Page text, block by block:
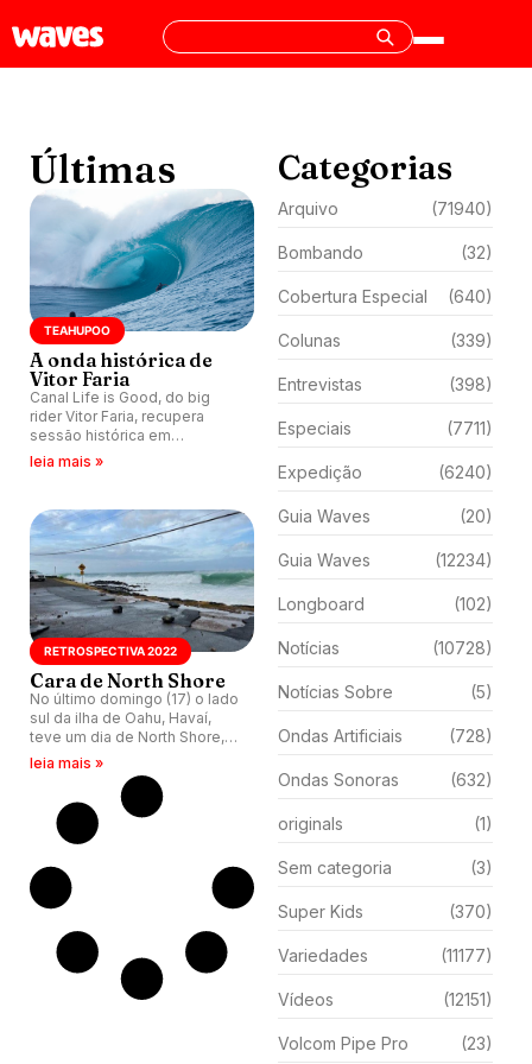
Últimas
TEAHUPOO
A onda histórica de
Vitor Faria
Canal Life is Good, do big
rider Vitor Faria, recupera
sessão histórica em
Teahupoo, Taiti, em 2011, num
leia mais »
RETROSPECTIVA 2022
Cara de North Shore
No último domingo (17) o lado
sul da ilha de Oahu, Havaí,
teve um dia de North Shore,
com altas esquerdas
quebrando na última bancada
da praia de Waikiki.
leia mais »
Categorias
Arquivo (71940)
Bombando (32)
Cobertura Especial (640)
Colunas (339)
Entrevistas (398)
Especiais (7711)
Expedição (6240)
Guia Waves (20)
Guia Waves (12234)
Longboard (102)
Notícias (10728)
Notícias Sobre (5)
Ondas Artificiais (728)
Ondas Sonoras (632)
originals (1)
Sem categoria (3)
Super Kids (370)
Variedades (11177)
Vídeos (12151)
Volcom Pipe Pro (23)